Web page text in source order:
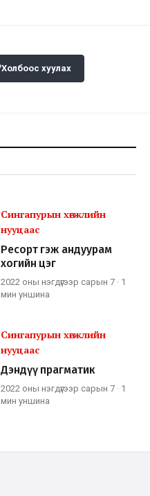
Холбоос хуулах
Сингапурын хөгжлийн
нууцаас
Ресорт гэж андуурам
хогийн цэг
2022 оны нэгдүгээр сарын 7 · 1
мин уншина
Сингапурын хөгжлийн
нууцаас
Дэндүү прагматик
2022 оны нэгдүгээр сарын 7 · 1
мин уншина